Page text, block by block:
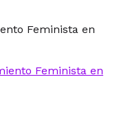
Feminista en
Feminista en